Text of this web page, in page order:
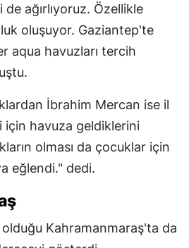
ağırlıyoruz. Özellikle
oluşuyor. Gaziantep'te
aqua havuzları tercih
İbrahim Mercan ise il
için havuza geldiklerini
olması da çocuklar için
eğlendi." dedi.
olduğu Kahramanmaraş'ta da